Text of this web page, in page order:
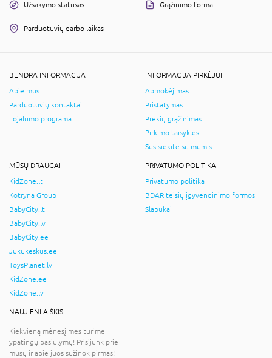
Užsakymo statusas Grąžinimo forma
Parduotuvių darbo laikas
BENDRA INFORMACIJA
Apie mus
Parduotuvių kontaktai
Lojalumo programa
INFORMACIJA PIRKĖJUI
Apmokėjimas
Pristatymas
Prekių grąžinimas
Pirkimo taisyklės
Susisiekite su mumis
MŪSŲ DRAUGAI
KidZone.lt
Kotryna Group
BabyCity.lt
BabyCity.lv
BabyCity.ee
Jukukeskus.ee
ToysPlanet.lv
KidZone.ee
KidZone.lv
PRIVATUMO POLITIKA
Privatumo politika
BDAR teisių įgyvendinimo formos
Slapukai
NAUJIENLAIŠKIS
Kiekvieną mėnesį mes turime
ypatingų pasiūlymų! Prisijunk prie
mūsų ir apie juos sužinok pirmas!